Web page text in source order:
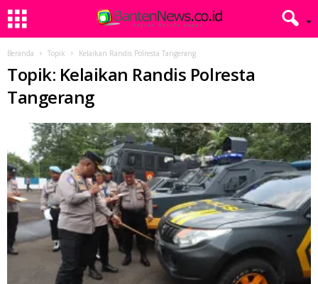
Beranda Topik Kelaikan Randis Polresta Tangerang
Topik: Kelaikan Randis Polresta
Tangerang